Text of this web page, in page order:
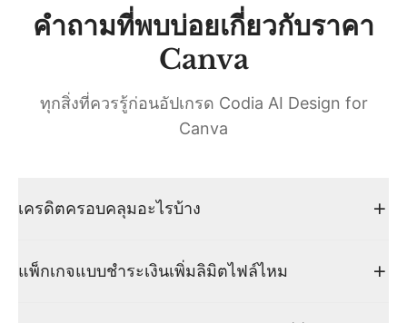
คำถามที่พบบ่อยเกี่ยวกับราคา
Canva
ทุกสิ่งที่ควรรู้ก่อนอัปเกรด Codia AI Design for
Canva
เครดิตครอบคลุมอะไรบ้าง
แพ็กเกจแบบชำระเงินเพิ่มลิมิตไฟล์ไหม